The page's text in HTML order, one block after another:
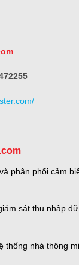
phân phối cảm
sát thu nhập
thống nhà thông